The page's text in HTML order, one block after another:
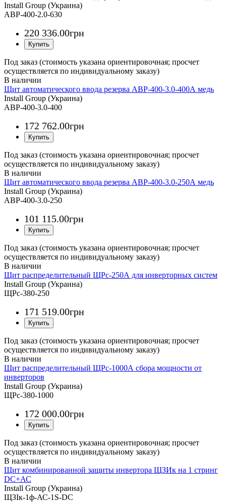
Install Group (Украина)
АВР-400-2.0-630
220 336.00грн
Под заказ (стоимость указана ориентировочная; просчет
осуществляется по индивидуальному заказу)
Щит автоматического ввода резерва АВР-400-3.0-400А медь
Install Group (Украина)
АВР-400-3.0-400
172 762.00грн
Под заказ (стоимость указана ориентировочная; просчет
осуществляется по индивидуальному заказу)
Щит автоматического ввода резерва АВР-400-3.0-250А медь
Install Group (Украина)
АВР-400-3.0-250
101 115.00грн
Под заказ (стоимость указана ориентировочная; просчет
осуществляется по индивидуальному заказу)
Щит распределительный ЩРс-250А для инверторных систем
Install Group (Украина)
ЩРс-380-250
171 519.00грн
Под заказ (стоимость указана ориентировочная; просчет
осуществляется по индивидуальному заказу)
Щит распределительный ЩРс-1000А сбора мощности от
инверторов
Install Group (Украина)
ЩРс-380-1000
172 000.00грн
Под заказ (стоимость указана ориентировочная; просчет
осуществляется по индивидуальному заказу)
Щит комбинированной защиты инвертора ЩЗИк на 1 стринг
DC+АС
Install Group (Украина)
ЩЗІк-1ф-АС-1S-DC